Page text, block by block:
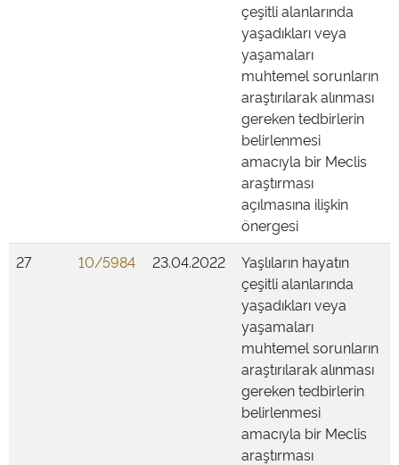
çeşitli alanlarında
yaşadıkları veya
yaşamaları
muhtemel sorunların
araştırılarak alınması
gereken tedbirlerin
belirlenmesi
amacıyla bir Meclis
araştırması
açılmasına ilişkin
önergesi
27
10/5984 23.04.2022
Yaşlıların hayatın
çeşitli alanlarında
yaşadıkları veya
yaşamaları
muhtemel sorunların
araştırılarak alınması
gereken tedbirlerin
belirlenmesi
amacıyla bir Meclis
araştırması